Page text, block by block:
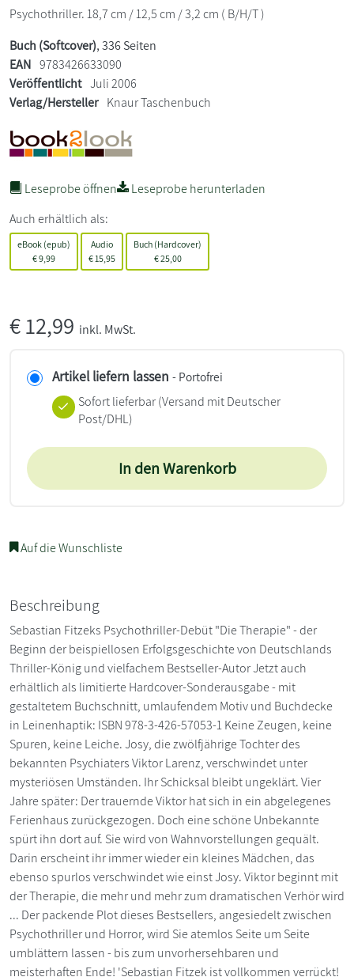
Psychothriller. 18,7 cm / 12,5 cm / 3,2 cm ( B/H/T )
Buch (Softcover), 336 Seiten
EAN 9783426633090
Veröffentlicht Juli 2006
Verlag/Hersteller Knaur Taschenbuch
Leseprobe öffnen
Leseprobe herunterladen
Auch erhältlich als:
eBook (epub)
€9,99
Audio
€ 15,95
Buch (Hardcover)
€25,00
€12,99 inkl. MwSt.
Artikel liefern lassen - Portofrei
Sofort lieferbar(Versand mit Deutscher
Post/DHL)
In den Warenkorb
Auf die Wunschliste
Beschreibung
Sebastian Fitzeks Psychothriller-Debüt "Die Therapie" - der
Beginn der beispiellosen Erfolgsgeschichte von Deutschlands
Thriller-König und vielfachem Bestseller-Autor Jetzt auch
erhältlich als limitierte Hardcover-Sonderausgabe - mit
gestaltetem Buchschnitt, umlaufendem Motiv und Buchdecke
in Leinenhaptik: ISBN 978-3-426-57053-1 Keine Zeugen, keine
Spuren, keine Leiche. Josy, die zwölfjährige Tochter des
bekannten Psychiaters Viktor Larenz, verschwindet unter
mysteriösen Umständen. Ihr Schicksal bleibt ungeklärt. Vier
Jahre später: Der trauernde Viktor hat sich in ein abgelegenes
Ferienhaus zurückgezogen. Doch eine schöne Unbekannte
spürt ihn dort auf. Sie wird von Wahnvorstellungen gequält.
Darin erscheint ihr immer wieder ein kleines Mädchen, das
ebenso spurlos verschwindet wie einst Josy. Viktor beginnt mit
der Therapie, die mehr und mehr zum dramatischen Verhör wird
... Der packende Plot dieses Bestsellers, angesiedelt zwischen
Psychothriller und Horror, wird Sie atemlos Seite um Seite
umblättern lassen - bis zum unvorhersehbaren und
meisterhaften Ende! 'Sebastian Fitzek ist vollkommen verrückt!